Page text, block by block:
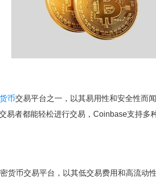
币交易平台之一，以其易用性和安全性而
易者都能轻松进行交易，Coinbase支持多
货币交易平台，以其低交易费用和高流动